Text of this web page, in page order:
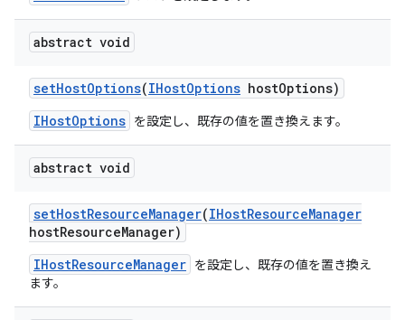
abstract void
setHostOptions(IHostOptions hostOptions)
IHostOptions を設定し、既存の値を置き換えます。
abstract void
setHostResourceManager(IHostResourceManager
hostResourceManager)
IHostResourceManager を設定し、既存の値を置き換え
ます。